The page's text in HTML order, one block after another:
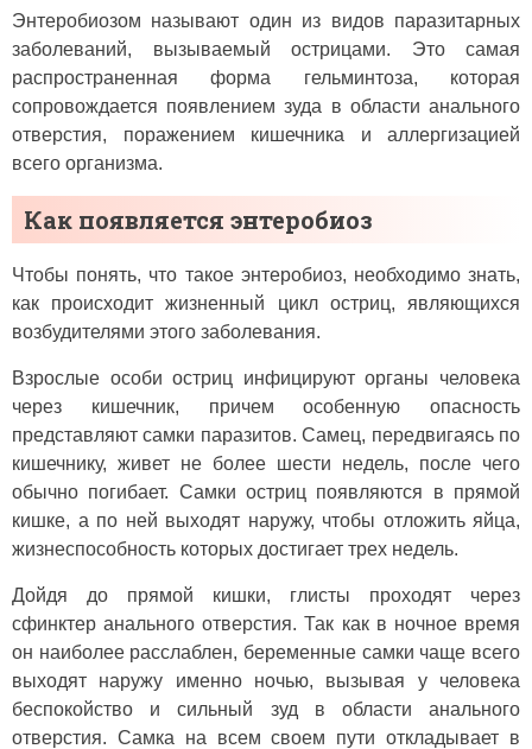
Энтеробиозом называют один из видов паразитарных
заболеваний, вызываемый острицами. Это самая
распространенная форма гельминтоза, которая
сопровождается появлением зуда в области анального
отверстия, поражением кишечника и аллергизацией
всего организма.
Как появляется энтеробиоз
Чтобы понять, что такое энтеробиоз, необходимо знать,
как происходит жизненный цикл остриц, являющихся
возбудителями этого заболевания.
Взрослые особи остриц инфицируют органы человека
через кишечник, причем особенную опасность
представляют самки паразитов. Самец, передвигаясь по
кишечнику, живет не более шести недель, после чего
обычно погибает. Самки остриц появляются в прямой
кишке, а по ней выходят наружу, чтобы отложить яйца,
жизнеспособность которых достигает трех недель.
Дойдя до прямой кишки, глисты проходят через
сфинктер анального отверстия. Так как в ночное время
он наиболее расслаблен, беременные самки чаще всего
выходят наружу именно ночью, вызывая у человека
беспокойство и сильный зуд в области анального
отверстия. Самка на всем своем пути откладывает в